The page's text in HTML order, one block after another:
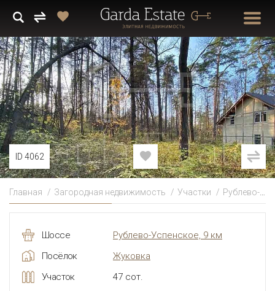
ID 4062
Главная Загородная недвижимость Участки Рублево-Успенское
Шоссе
Рублево-Успенское, 9 км
Посёлок
Жуковка
Участок
47 сот.